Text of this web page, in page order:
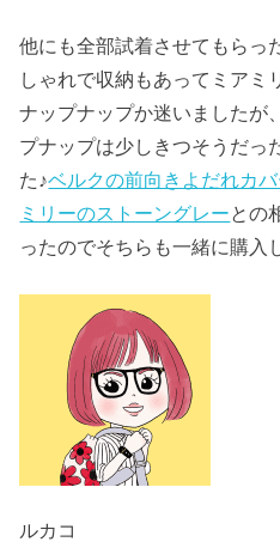
他にも全部試着させてもらっ
しゃれで収納もあってミアミ
ナップナップか迷いましたが
プナップは少しきつそうだっ
た♪ベルクの前向きよだれカ
ミリーのストーングレーとの
ったのでそちらも一緒に購入
ルカコ